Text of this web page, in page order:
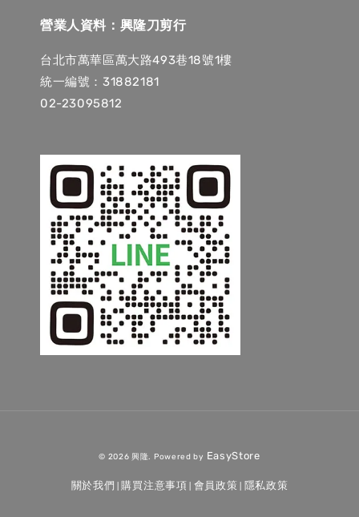
營業人資料：興隆刀剪行
台北市萬華區萬大路493巷18號1樓
統一編號：31882181
02-23095812
© 2026 興隆. Powered by EasyStore
關於我們 |購買注意事項 會員政策 隱私政策